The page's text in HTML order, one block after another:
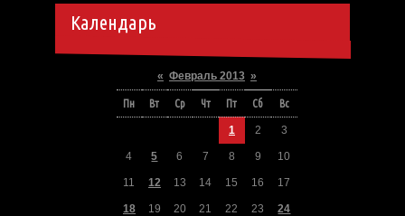
Календарь
« Февраль 2013 »
Пн Вт Ср Чт Пт Сб Вс
1 2 3
4 5 6 7 8 9 10
11 12 13 14 15 16 17
18 19 20 21 22 23 24